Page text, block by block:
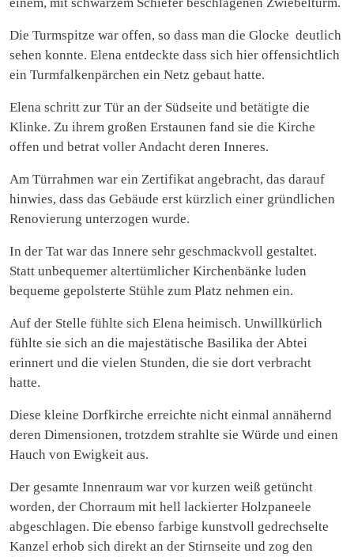
Die Turmspitze war offen, so dass man die Glocke deutlich
sehen konnte. Elena entdeckte dass sich hier offensichtlich
ein Turmfalkenpärchen ein Netz gebaut hatte.
Elena schritt zur Tür an der Südseite und betätigte die
Klinke. Zu ihrem großen Erstaunen fand sie die Kirche
offen und betrat voller Andacht deren Inneres.
Am Türrahmen war ein Zertifikat angebracht, das darauf
hinwies, dass das Gebäude erst kürzlich einer gründlichen
Renovierung unterzogen wurde.
In der Tat war das Innere sehr geschmackvoll gestaltet.
Statt unbequemer altertümlicher Kirchenbänke luden
bequeme gepolsterte Stühle zum Platz nehmen ein.
Auf der Stelle fühlte sich Elena heimisch. Unwillkürlich
fühlte sie sich an die majestätische Basilika der Abtei
erinnert und die vielen Stunden, die sie dort verbracht
hatte.
Diese kleine Dorfkirche erreichte nicht einmal annähernd
deren Dimensionen, trotzdem strahlte sie Würde und einen
Hauch von Ewigkeit aus.
Der gesamte Innenraum war vor kurzen weiß getüncht
worden, der Chorraum mit hell lackierter Holzpaneele
abgeschlagen. Die ebenso farbige kunstvoll gedrechselte
Kanzel erhob sich direkt an der Stirnseite und zog den